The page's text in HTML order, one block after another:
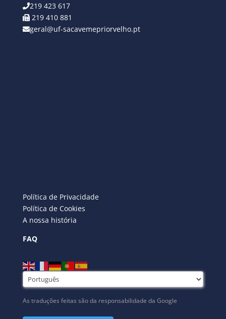
219 423 617
219 410 881
geral@uf-sacavemepriorvelho.pt
Política de Privacidade
Política de Cookies
A nossa história
FAQ
As traduções feitas são da responsabilidade da Google